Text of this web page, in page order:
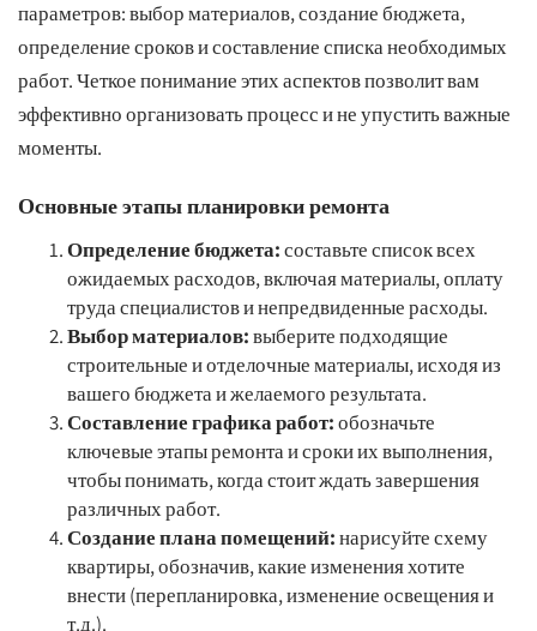
параметров: выбор материалов, создание бюджета,
определение сроков и составление списка необходимых
работ. Четкое понимание этих аспектов позволит вам
эффективно организовать процесс и не упустить важные
моменты.
Основные этапы планировки ремонта
Определение бюджета:составьте список всех
ожидаемых расходов, включая материалы, оплату
труда специалистов и непредвиденные расходы.
Выбор материалов:выберите подходящие
строительные и отделочные материалы, исходя из
вашего бюджета и желаемого результата.
Составление графика работ:обозначьте
ключевые этапы ремонта и сроки их выполнения,
чтобы понимать, когда стоит ждать завершения
различных работ.
Создание плана помещений:нарисуйте схему
квартиры, обозначив, какие изменения хотите
внести (перепланировка, изменение освещения и
т.д.).